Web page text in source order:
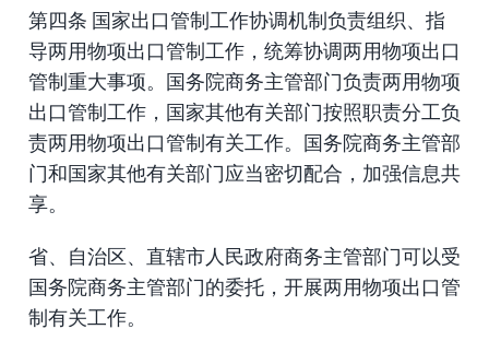
第四条 国家出口管制工作协调机制负责组织、指
导两用物项出口管制工作，统筹协调两用物项出口
管制重大事项。国务院商务主管部门负责两用物项
出口管制工作，国家其他有关部门按照职责分工负
责两用物项出口管制有关工作。国务院商务主管部
门和国家其他有关部门应当密切配合，加强信息共
享。
省、自治区、直辖市人民政府商务主管部门可以受
国务院商务主管部门的委托，开展两用物项出口管
制有关工作。